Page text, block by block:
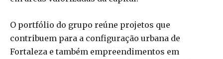
O portfólio do grupo reúne projetos que
contribuem para a configuração urbana de
Fortaleza e também empreendimentos em